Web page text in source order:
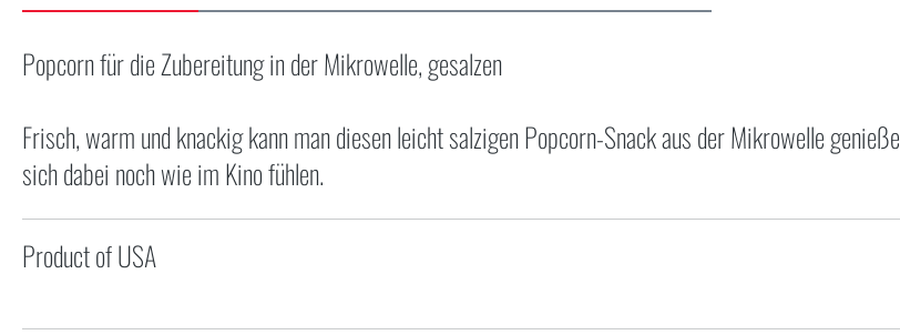
Popcorn für die Zubereitung in der Mikrowelle, gesalzen
Frisch, warm und knackig kann man diesen leicht salzigen Popcorn-Snack aus der Mikrowelle
sich dabei noch wie im Kino fühlen.
Product of USA